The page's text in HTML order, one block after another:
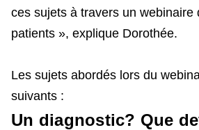
ces sujets à travers un webinaire
patients », explique Dorothée.
Les sujets abordés lors du
suivants :
Un diagnostic? Que